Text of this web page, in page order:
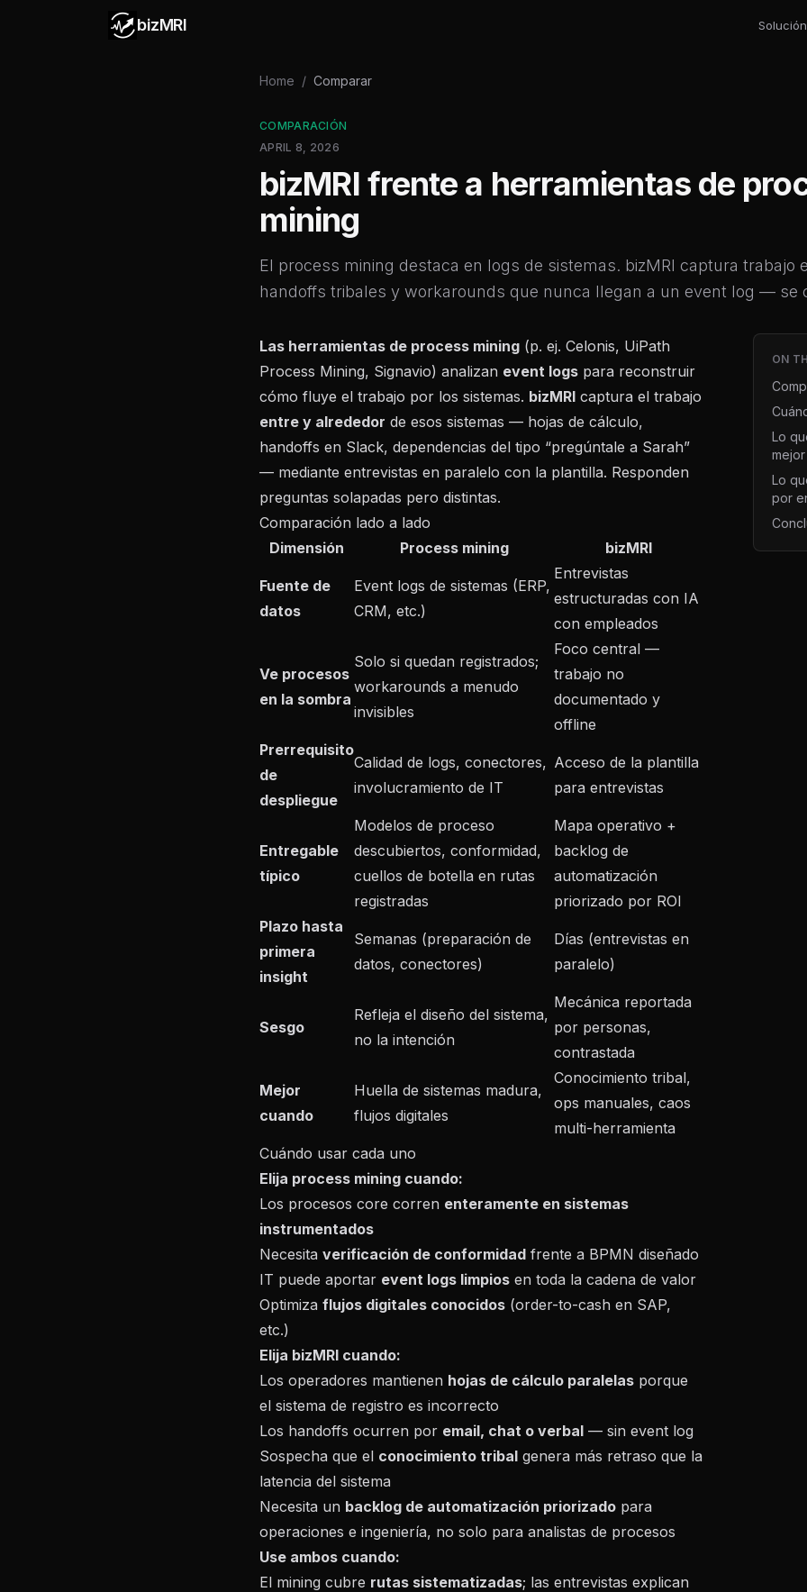
bizMRI Solución
Home / Comparar
COMPARACIÓN
APRIL 8, 2026
bizMRI frente a herramientas de
mining
El process mining destaca en logs de sistemas. bizMRI captura trabajo
handoffs tribales y workarounds que nunca llegan a un event log — se
Las herramientas de process mining (p. ej. Celonis, UiPath
Process Mining, Signavio) analizan event logs para reconstruir
cómo fluye el trabajo por los sistemas. bizMRI captura el trabajo
entre y alrededor de esos sistemas — hojas de cálculo,
handoffs en Slack, dependencias del tipo “pregúntale a Sarah”
— mediante entrevistas en paralelo con la plantilla. Responden
preguntas solapadas pero distintas.
Comparación lado a lado
Dimensión
Process mining bizMRI
Fuente de
datos
Event logs de sistemas (ERP,
CRM, etc.)
Entrevistas
estructuradas con IA
con empleados
Ve procesos
en la sombra
Solo si quedan registrados;
workarounds a menudo
invisibles
Foco central —
trabajo no
documentado y
offline
Prerrequisito
de
despliegue
Calidad de logs, conectores,
involucramiento de IT
Acceso de la plantilla
para entrevistas
Entregable
típico
Modelos de proceso
descubiertos, conformidad,
cuellos de botella en rutas
registradas
Mapa operativo +
backlog de
automatización
priorizado por ROI
Plazo hasta
primera
insight
Semanas (preparación de
datos, conectores)
Días (entrevistas en
paralelo)
Sesgo
Refleja el diseño del sistema,
no la intención
Mecánica reportada
por personas,
contrastada
Mejor
cuando
Huella de sistemas madura,
flujos digitales
Conocimiento tribal,
ops manuales, caos
multi-herramienta
Cuándo usar cada uno
Elija process mining cuando:
Los procesos core corren enteramente en sistemas
instrumentados
Necesita verificación de conformidad frente a BPMN diseñado
IT puede aportar event logs limpios en toda la cadena de valor
Optimiza flujos digitales conocidos (order-to-cash en SAP,
etc.)
Elija bizMRI cuando:
Los operadores mantienen hojas de cálculo paralelas porque
el sistema de registro es incorrecto
Los handoffs ocurren por email, chat o verbal — sin event log
Sospecha que el conocimiento tribal genera más retraso que la
latencia del sistema
Necesita un backlog de automatización priorizado para
operaciones e ingeniería, no solo para analistas de procesos
Use ambos cuando:
El mining cubre rutas sistematizadas; las entrevistas explican
ON
Lo
mejor
Lo
por